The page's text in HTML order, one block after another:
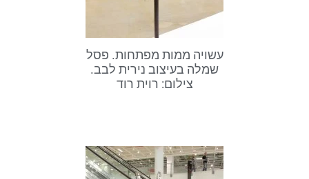
עשויה ממות מפתחות. פסל
שמלה בעיצוב נירית לבב.
צילום: רוית רוד